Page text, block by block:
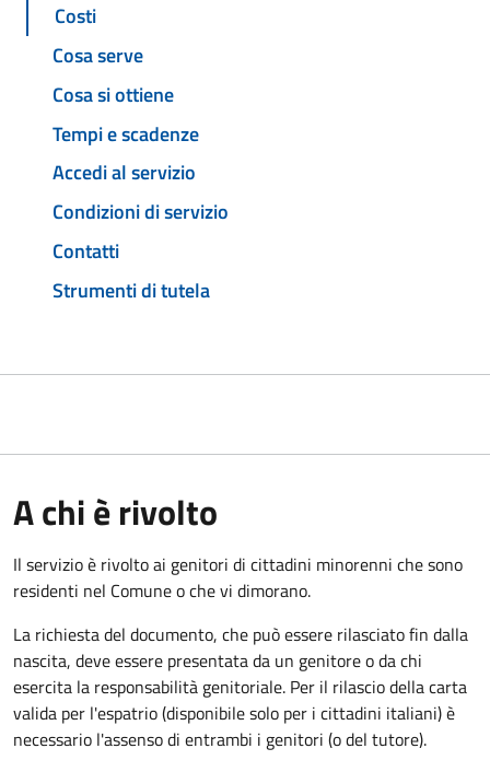
Costi
Cosa serve
Cosa si ottiene
Tempi e scadenze
Accedi al servizio
Condizioni di servizio
Contatti
Strumenti di tutela
A chi è rivolto
Il servizio è rivolto ai genitori di cittadini minorenni che sono
residenti nel Comune o che vi dimorano.
La richiesta del documento, che può essere rilasciato fin dalla
nascita, deve essere presentata da un genitore o da chi
esercita la responsabilità genitoriale. Per il rilascio della carta
valida per l'espatrio (disponibile solo per i cittadini italiani) è
necessario l'assenso di entrambi i genitori (o del tutore).